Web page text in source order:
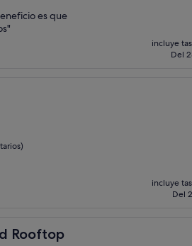
es que
incluye
Del
incluye
Del
Rooftop